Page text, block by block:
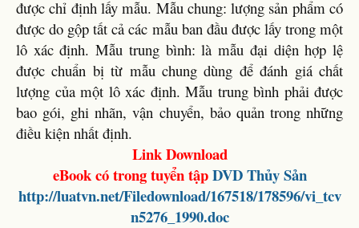
được chỉ định lấy mẫu. Mẫu chung: lượng sản phẩm có
được do gộp tất cả các mẫu ban đầu được lấy trong một
lô xác định. Mẫu trung bình: là mẫu đại diện hợp lệ
được chuẩn bị từ mẫu chung dùng để đánh giá chất
lượng của một lô xác định. Mẫu trung bình phải được
bao gói, ghi nhãn, vận chuyển, bảo quản trong những
điều kiện nhất định.
Link Download
eBook có trong tuyển tậpDVD Thủy Sản
http://luatvn.net/Filedownload/167518/178596/vi_tcv
n5276_1990.doc